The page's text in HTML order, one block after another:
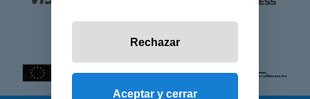
Rechazar
Aceptar y cerrar